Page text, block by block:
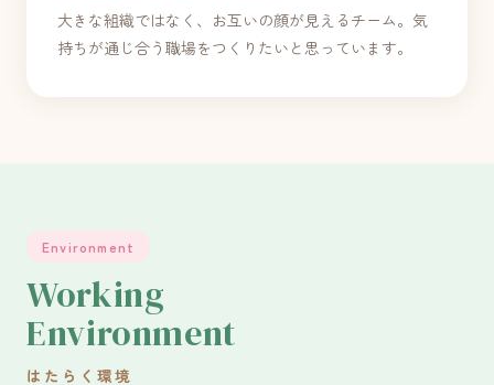
大きな組織ではなく、お互いの顔が見えるチーム。気
持ちが通じ合う職場をつくりたいと思っています。
Environment
Working
Environment
はたらく環境